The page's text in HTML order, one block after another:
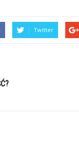
Twitter